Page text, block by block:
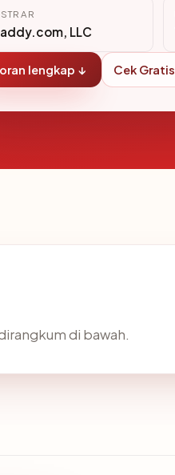
LLC
lengkap ↓ Cek Gratis
di bawah.